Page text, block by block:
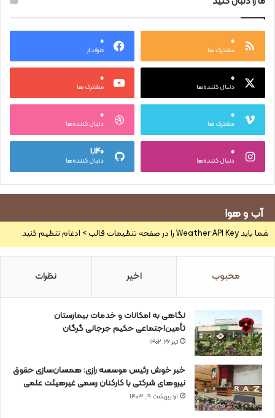
۰
مشترک ها
۰
طرفدار
۰
دنبال کننده‌ها
۰
مشترک ها
۰
مشترک ها
۰
دنبال کننده‌ها
۰
دنبال کننده‌ها
۱,۱۴۰
دنبال کننده‌ها
آب و هوا
شما باید Weather API Key را در صفحه تنظیمات قالب > ادغام تنظیم کنید.
محبوب اخیر نظرات
نگاهی به امکانات و خدمات بیمارستان
تأمین‌اجتماعی حکیم جرجانی گرگان
تیر ۲۶, ۱۴۰۲
خبر خوش رئیس موسسه رازی: همسان‌سازی حقوق
نیروهای شرکتی با کارکنان رسمی غیرهیئت علمی
اردیبهشت ۱۹, ۱۴۰۳